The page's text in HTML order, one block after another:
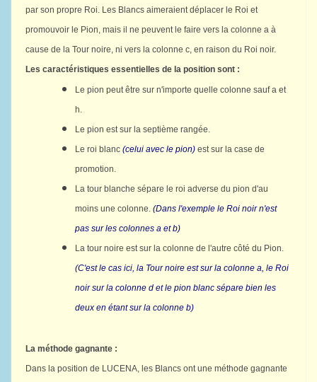
par son propre Roi. Les Blancs aimeraient déplacer le Roi et
promouvoir le Pion, mais il ne peuvent le faire vers la colonne a à
cause de la Tour noire, ni vers la colonne c, en raison du Roi noir.
Les caractéristiques essentielles de la position sont :
Le pion peut être sur n'importe quelle colonne sauf a et
h.
Le pion est sur la septième rangée.
Le roi blanc (celui avec le pion) est sur la case de
promotion.
La tour blanche sépare le roi adverse du pion d'au
moins une colonne. (Dans l'exemple le Roi noir n'est
pas sur les colonnes a et b)
(C'est le cas ici, la Tour noire est sur la colonne a, le Roi
noir sur la colonne d et le pion blanc sépare bien les
deux en étant sur la colonne b)
La méthode gagnante :
Dans la position de LUCENA, les Blancs ont une méthode gagnante